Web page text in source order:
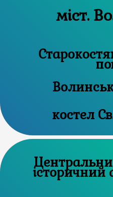
міст.
костел
історичний